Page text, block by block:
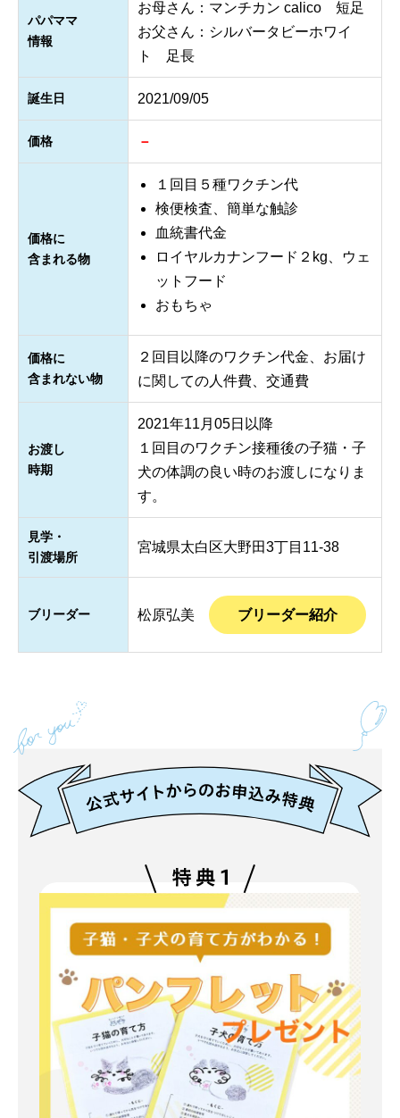
パパママ
情報
お母さん：マンチカン calico 短足
お父さん：シルバータビーホワイ
ト 足長
誕生日 2021/09/05
価格 －
価格に
含まれる物
１回目５種ワクチン代
検便検査、簡単な触診
血統書代金
ロイヤルカナンフード２kg、ウェ
ットフード
おもちゃ
価格に
含まれない物
２回目以降のワクチン代金、お届け
に関しての人件費、交通費
お渡し
時期
2021年11月05日以降
１回目のワクチン接種後の子猫・子
犬の体調の良い時のお渡しになりま
す。
見学・
引渡場所
宮城県太白区大野田3丁目11-38
ブリーダー 松原弘美 ブリーダー紹介